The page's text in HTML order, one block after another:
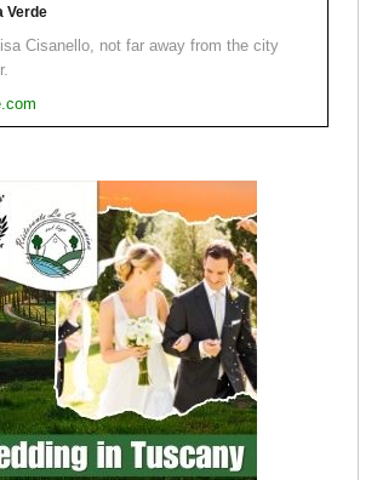
Verde
Cisanello, not far away from the city